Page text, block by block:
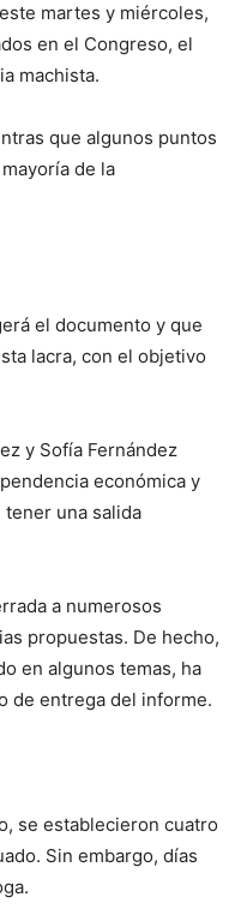
martes y miércoles,
en el Congreso, el
machista.
que algunos puntos
de la
el documento y que
lacra, con el objetivo
y Sofía Fernández
económica y
una salida
a numerosos
propuestas. De hecho,
en algunos temas, ha
de entrega del informe.
se establecieron cuatro
Sin embargo, días